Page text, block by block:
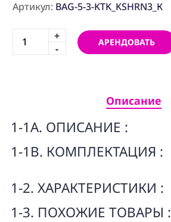
ОБЕСПЕЧЕНИЕ
Аренда
нас
Артикул: BAG-5-3-KTK_KSHRN3_К
+
-
АРЕНДОВАТЬ
Описание
1-1A. ОПИСАНИЕ :
1-1B. КОМПЛЕКТАЦИЯ :
1-2. ХАРАКТЕРИСТИКИ :
1-3. ПОХОЖИЕ ТОВАРЫ :